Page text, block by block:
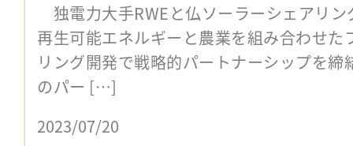
独電力大手RWEと仏ソーラーシェアリ
再生可能エネルギーと農業を組み合わせ
リング開発で戦略的パートナーシップを
のパー […]
2023/07/20